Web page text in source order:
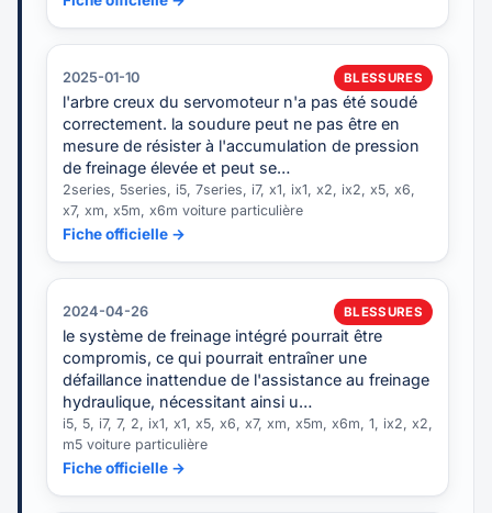
2025-01-10 BLESSURES
l'arbre creux du servomoteur n'a pas été soudé
correctement. la soudure peut ne pas être en
mesure de résister à l'accumulation de pression
de freinage élevée et peut se…
2series, 5series, i5, 7series, i7, x1, ix1, x2, ix2, x5, x6,
x7, xm, x5m, x6m voiture particulière
Fiche officielle →
2024-04-26 BLESSURES
le système de freinage intégré pourrait être
compromis, ce qui pourrait entraîner une
défaillance inattendue de l'assistance au freinage
hydraulique, nécessitant ainsi u…
i5, 5, i7, 7, 2, ix1, x1, x5, x6, x7, xm, x5m, x6m, 1, ix2, x2,
m5 voiture particulière
Fiche officielle →